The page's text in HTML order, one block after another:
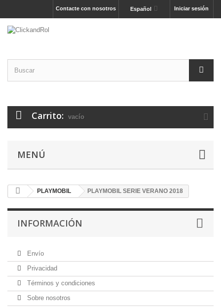
Iniciar sesión
Español
Contacte con nosotros
Carrito: vacío
MENÚ
PLAYMOBIL PLAYMOBIL SERIE VERANO 2018
INFORMACIÓN
Envío
Privacidad
Términos y condiciones
Sobre nosotros